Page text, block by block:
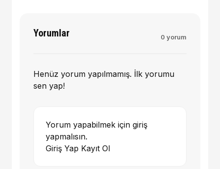
Yorumlar 0 yorum
Henüz yorum yapılmamış. İlk yorumu
sen yap!
Yorum yapabilmek için giriş
yapmalısın.
Giriş Yap Kayıt Ol